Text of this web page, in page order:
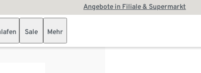
Angebote in Filiale & Supermarkt
Sale Mehr